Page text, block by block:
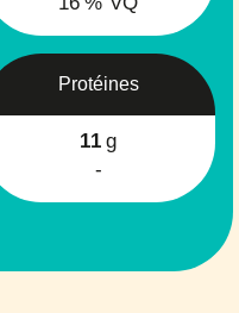
Protéines
11 g
-